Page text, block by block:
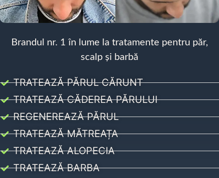
Brandul nr. 1 în lume la tratamente pentru păr,
scalp și barbă
TRATEAZĂ PĂRUL CĂRUNT
TRATEAZĂ CĂDEREA PĂRULUI
REGENEREAZĂ PĂRUL
TRATEAZĂ MĂTREAȚA
TRATEAZĂ ALOPECIA
TRATEAZĂ BARBA